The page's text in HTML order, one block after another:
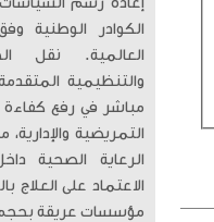
الكوادر الوطنية
العالمية. ​ نقل
والتنظيمية
مباشر في رفع كفاءة
التمريضية
الرعاية الصحية
الاعتماد على العلاج
مؤسسات عريقة بحجم